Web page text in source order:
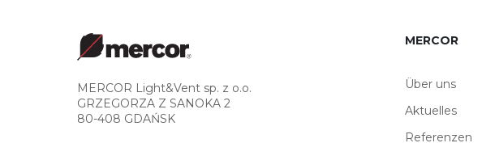
MERCOR Light&Vent sp. z o.o.
GRZEGORZA Z SANOKA 2
80-408 GDAŃSK
MERCOR
Über uns
Aktuelles
Referenzen